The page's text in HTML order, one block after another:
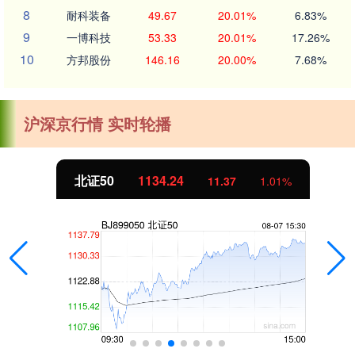
8 耐科装备 49.67 20.01% 6.83%
9 一博科技 53.33 20.01% 17.26%
10 方邦股份 146.16 20.00% 7.68%
沪深京行情 实时轮播
北证50 1134.24 11.37 1.01%